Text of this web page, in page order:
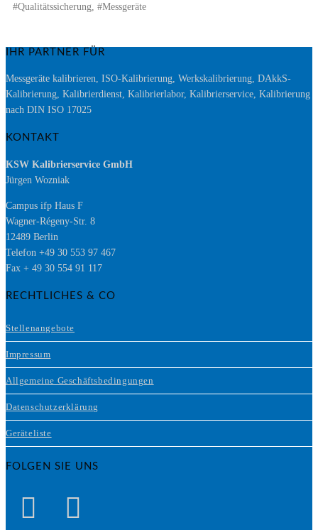
#Qualitätssicherung, #Messgeräte
IHR PARTNER FÜR
Messgeräte kalibrieren, ISO-Kalibrierung, Werkskalibrierung, DAkkS-
Kalibrierung, Kalibrierdienst, Kalibrierlabor, Kalibrierservice, Kalibrierung
nach DIN ISO 17025
KONTAKT
KSW Kalibrierservice GmbH
Jürgen Wozniak
Campus ifp Haus F
Wagner-Régeny-Str. 8
12489 Berlin
Telefon +49 30 553 97 467
Fax + 49 30 554 91 117
RECHTLICHES & CO
Stellenangebote
Impressum
Allgemeine Geschäftsbedingungen
Datenschutzerklärung
Geräteliste
FOLGEN SIE UNS